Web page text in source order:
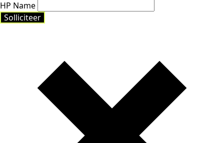
HP Name
Solliciteer